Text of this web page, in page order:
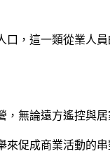
口，這一類從業人
無論遠方遙控與
來促成商業活動的